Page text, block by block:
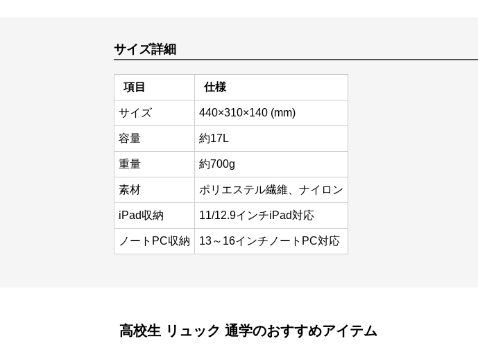
サイズ詳細
項目 仕様
サイズ 440×310×140 (mm)
容量 約17L
重量 約700g
素材 ポリエステル繊維、ナイロン
iPad収納 11/12.9インチiPad対応
ノートPC収納 13～16インチノートPC対応
高校生 リュック 通学のおすすめアイテム